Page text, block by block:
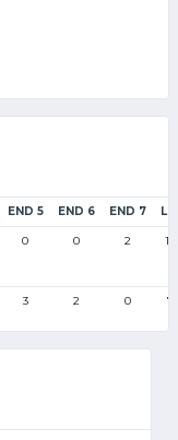
END 5 END 6 END 7
0 0 2
3 2 0